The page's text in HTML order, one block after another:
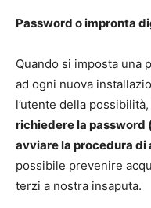
Password o impronta
Quando si imposta una
ad ogni nuova
l’utente della
richiedere la password
avviare la procedura di
possibile prevenire
terzi a nostra insaputa.